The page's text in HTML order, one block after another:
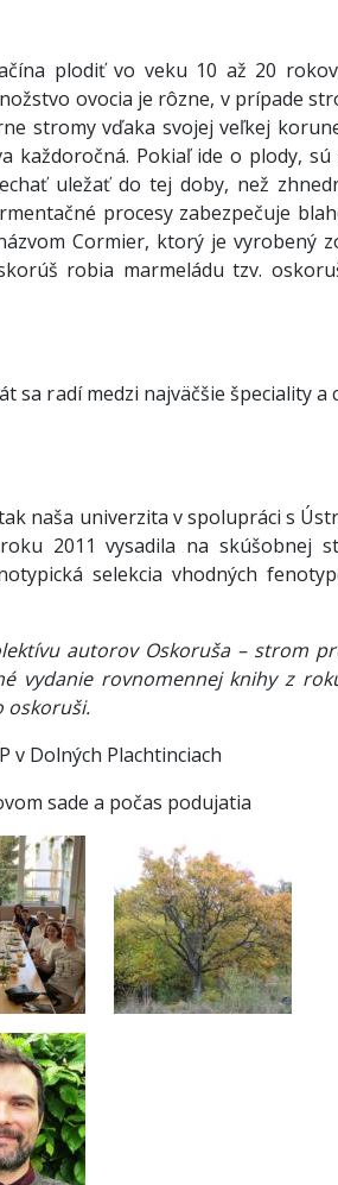
plodiť vo veku 10 až 20
ovocia je rôzne, v prípade
stromy vďaka svojej veľkej
každoročná. Pokiaľ ide o plody, sú
uležať do tej doby, než
procesy zabezpečuje
Cormier, ktorý je vyrobený
robia marmeládu tzv.
sa radí medzi najväčšie špeciality a
naša univerzita v spolupráci s
2011 vysadila na skúšobnej
selekcia vhodných
autorov Oskoruša – strom
vydanie rovnomennej knihy z
oskoruši.
v Dolných Plachtinciach
sade a počas podujatia